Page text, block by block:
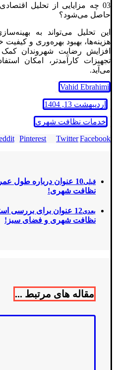
03 چه مزایایی از تحلیل
حاصل می‌شود؟
این تحلیل می‌تواند به
هزینه‌ها، بهبود بهره‌وری و
افزایش رضایت شهروندان کمک
تجهیزات کارآمدتر، امکان
می‌آید.
Vahid Ebrahimi
اردیبهشت 13, 1404
خدمات نظافت شهری
Facebook
Twitter
Pinterest
قبلی
10 عنوان درباره طول
نظافت شهری!
بعدی
12 عنوان برای بررسی
نظافت شهری و فضای سبز!
مقاله های مرتبط ...